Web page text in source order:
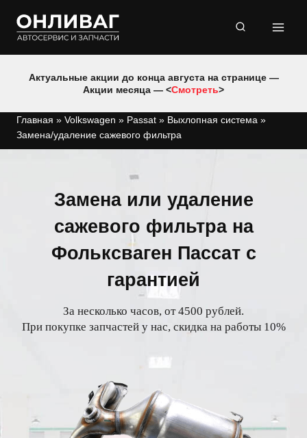
содержимому
Актуальные акции до конца августа на странице —
Акции месяца — <Смотреть>
Главная » Volkswagen » Passat » Выхлопная система »
Замена/удаление сажевого фильтра
Замена или удаление
сажевого фильтра на
Фольксваген Пассат с
гарантией
За несколько часов, от 4500 рублей.
При покупке запчастей у нас, скидка на работы 10%